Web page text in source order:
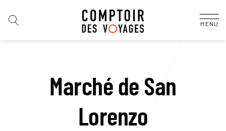
MENU
Marché de San
Lorenzo